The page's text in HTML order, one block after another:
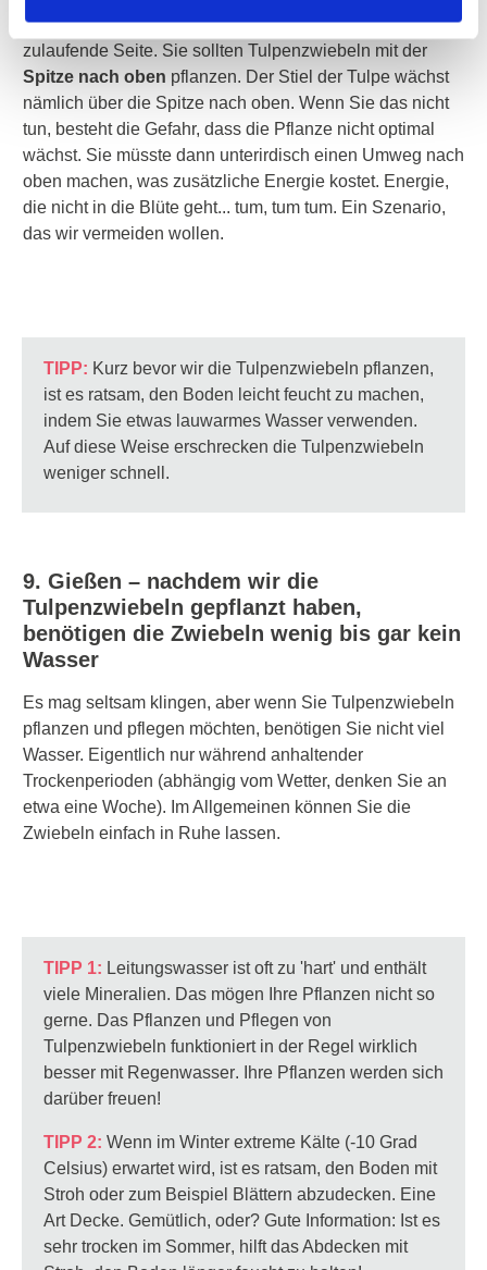
Eine Tulpenzwiebel hat eine flache und eine spitz
zulaufende Seite. Sie sollten Tulpenzwiebeln mit der
Spitze nach oben pflanzen. Der Stiel der Tulpe wächst
nämlich über die Spitze nach oben. Wenn Sie das nicht
tun, besteht die Gefahr, dass die Pflanze nicht optimal
wächst. Sie müsste dann unterirdisch einen Umweg nach
oben machen, was zusätzliche Energie kostet. Energie,
die nicht in die Blüte geht... tum, tum tum. Ein Szenario,
das wir vermeiden wollen.
TIPP: Kurz bevor wir die Tulpenzwiebeln pflanzen,
ist es ratsam, den Boden leicht feuchtzu machen,
indem Sie etwas lauwarmes Wasser verwenden.
Auf diese Weise erschrecken die Tulpenzwiebeln
weniger schnell.
9. Gießen – nachdem wir die
Tulpenzwiebeln gepflanzt haben,
benötigen die Zwiebeln wenig bis gar kein
Wasser
Es mag seltsam klingen, aber wenn Sie Tulpenzwiebeln
pflanzen und pflegen möchten, benötigen Sie nicht viel
Wasser. Eigentlich nur während anhaltender
Trockenperioden (abhängig vom Wetter, denken Sie an
etwa eine Woche). Im Allgemeinen können Sie die
Zwiebeln einfach in Ruhe lassen.
TIPP 1: Leitungswasser ist oft zu 'hart' und enthält
viele Mineralien. Das mögen Ihre Pflanzen nicht so
gerne. Das Pflanzen und Pflegen von
Tulpenzwiebeln funktioniert in der Regel wirklich
besser mit Regenwasser. Ihre Pflanzen werden sich
darüber freuen!
TIPP 2: Wenn im Winter extreme Kälte (-10 Grad
Celsius) erwartet wird, ist es ratsam, den Boden mit
Stroh oder zum Beispiel Blättern abzudecken. Eine
Art Decke. Gemütlich, oder? Gute Information: Ist es
sehr trocken im Sommer, hilft das Abdecken mit